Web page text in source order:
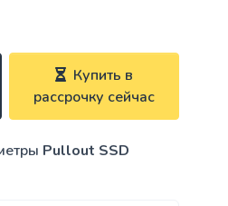
Купить в
рассрочку сейчас
Pullout SSD